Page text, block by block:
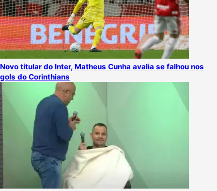
Novo titular do Inter, Matheus Cunha avalia se falhou nos
gols do Corinthians